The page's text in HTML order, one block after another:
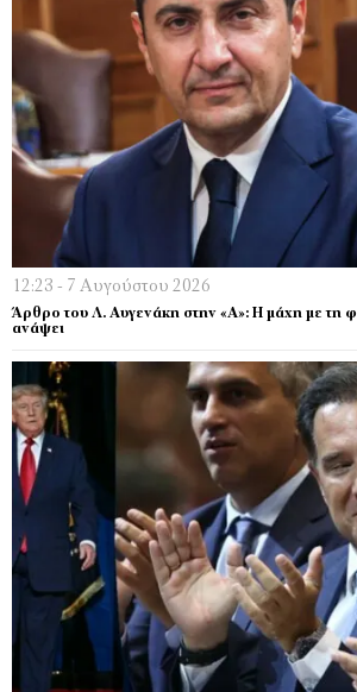
12:23 - 7 Αυγούστου 2026
Άρθρο του Λ. Αυγενάκη στην «Α»: Η μάχη με τη
ανάψει